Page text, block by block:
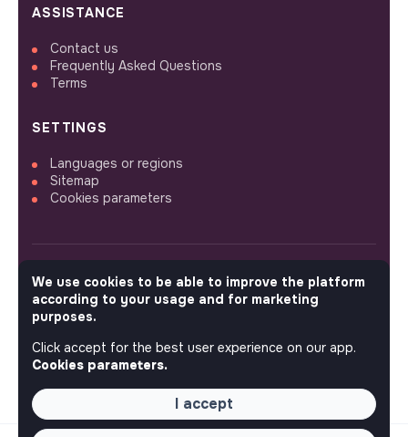
ASSISTANCE
Contact us
Frequently Asked Questions
Terms
SETTINGS
Languages or regions
Sitemap
Cookies parameters
FOLLOW US
© 2026 jobs that makesense.
We use cookies to be able to improve the platform
according to your usage and for marketing
purposes.
Click accept for the best user experience on our app.
Cookies parameters.
I accept